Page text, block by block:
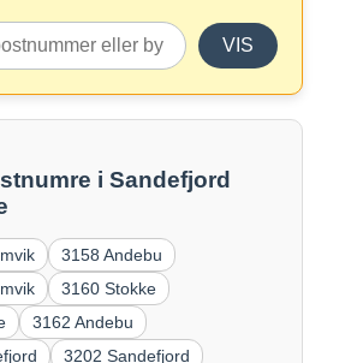
VIS
i Sandefjord
3158 Andebu
3160 Stokke
3162 Andebu
3202 Sandefjord